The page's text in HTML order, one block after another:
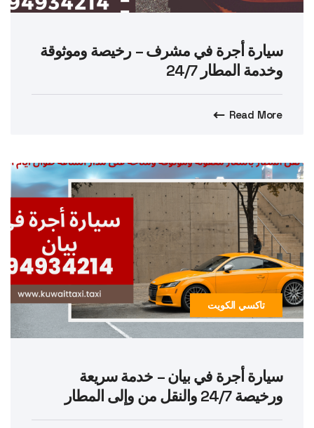
سيارة أجرة في مشرف – رخيصة وموثوقة
وخدمة المطار 24/7
Read More
تاكسي الكويت
سيارة أجرة في بيان – خدمة سريعة
ورخيصة 24/7 والنقل من وإلى المطار